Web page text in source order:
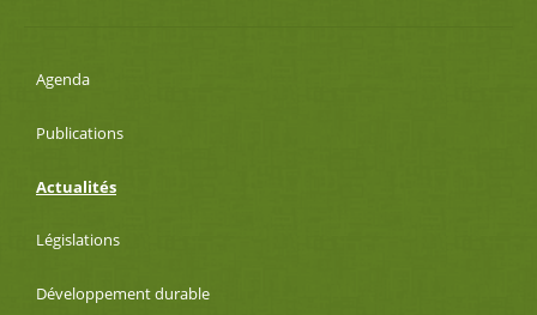
Agenda
Publications
Actualités
Législations
Développement durable